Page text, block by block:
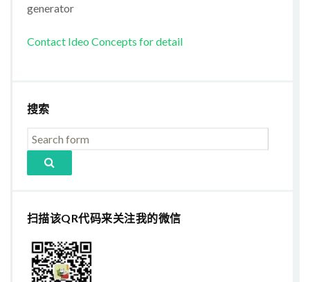
generator
Contact Ideo Concepts for detail
搜索
扫描该QR代码来关注我的微信